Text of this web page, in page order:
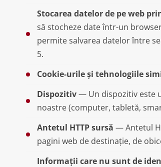
Stocarea datelor de pe web
să stocheze date într-un
permite salvarea datelor între
5.
Cookie-urile și tehnologiile
Dispozitiv— Un dispozitiv este
noastre (computer, tabletă,
Antetul HTTP sursă — Antetul
pagini web de destinație, de
Informații care nu sunt de